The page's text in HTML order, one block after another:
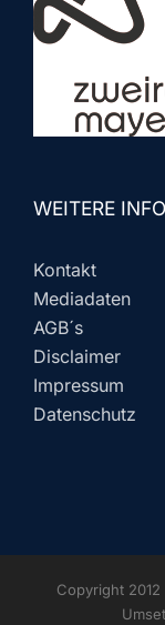
WEITERE
Kontakt
Mediadaten
AGB´s
Disclaimer
Impressum
Datenschutz
Copyright